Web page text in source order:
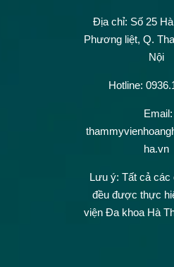
Địa chỉ: Số 25
Phương liệt, Q.
Nội
Hotline:
Email:
ha.vn
Lưu ý: Tất cả các
đều được thực
viện Đa khoa Hà